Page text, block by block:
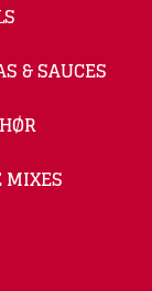
& SAUCES
MIXES